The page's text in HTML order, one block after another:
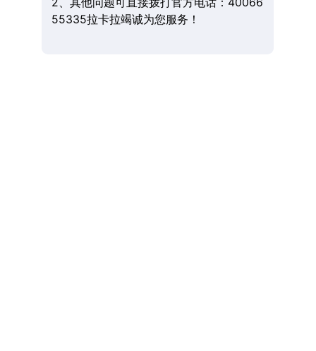
55335拉卡拉竭诚为您服务！